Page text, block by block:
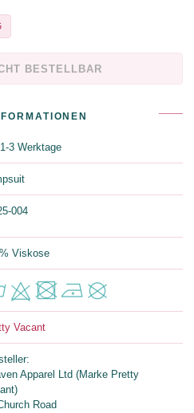
BESTELLBAR
3 Werktage
004
Viskose
Vacant
Apparel Ltd (Marke Pretty
Road